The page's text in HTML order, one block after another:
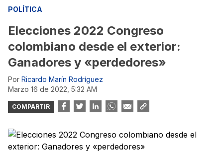
POLÍTICA
Elecciones 2022 Congreso
colombiano desde el exterior:
Ganadores y «perdedores»
Por Ricardo Marín Rodríguez
marzo 16 de 2022, 5:32 AM
COMPARTIR